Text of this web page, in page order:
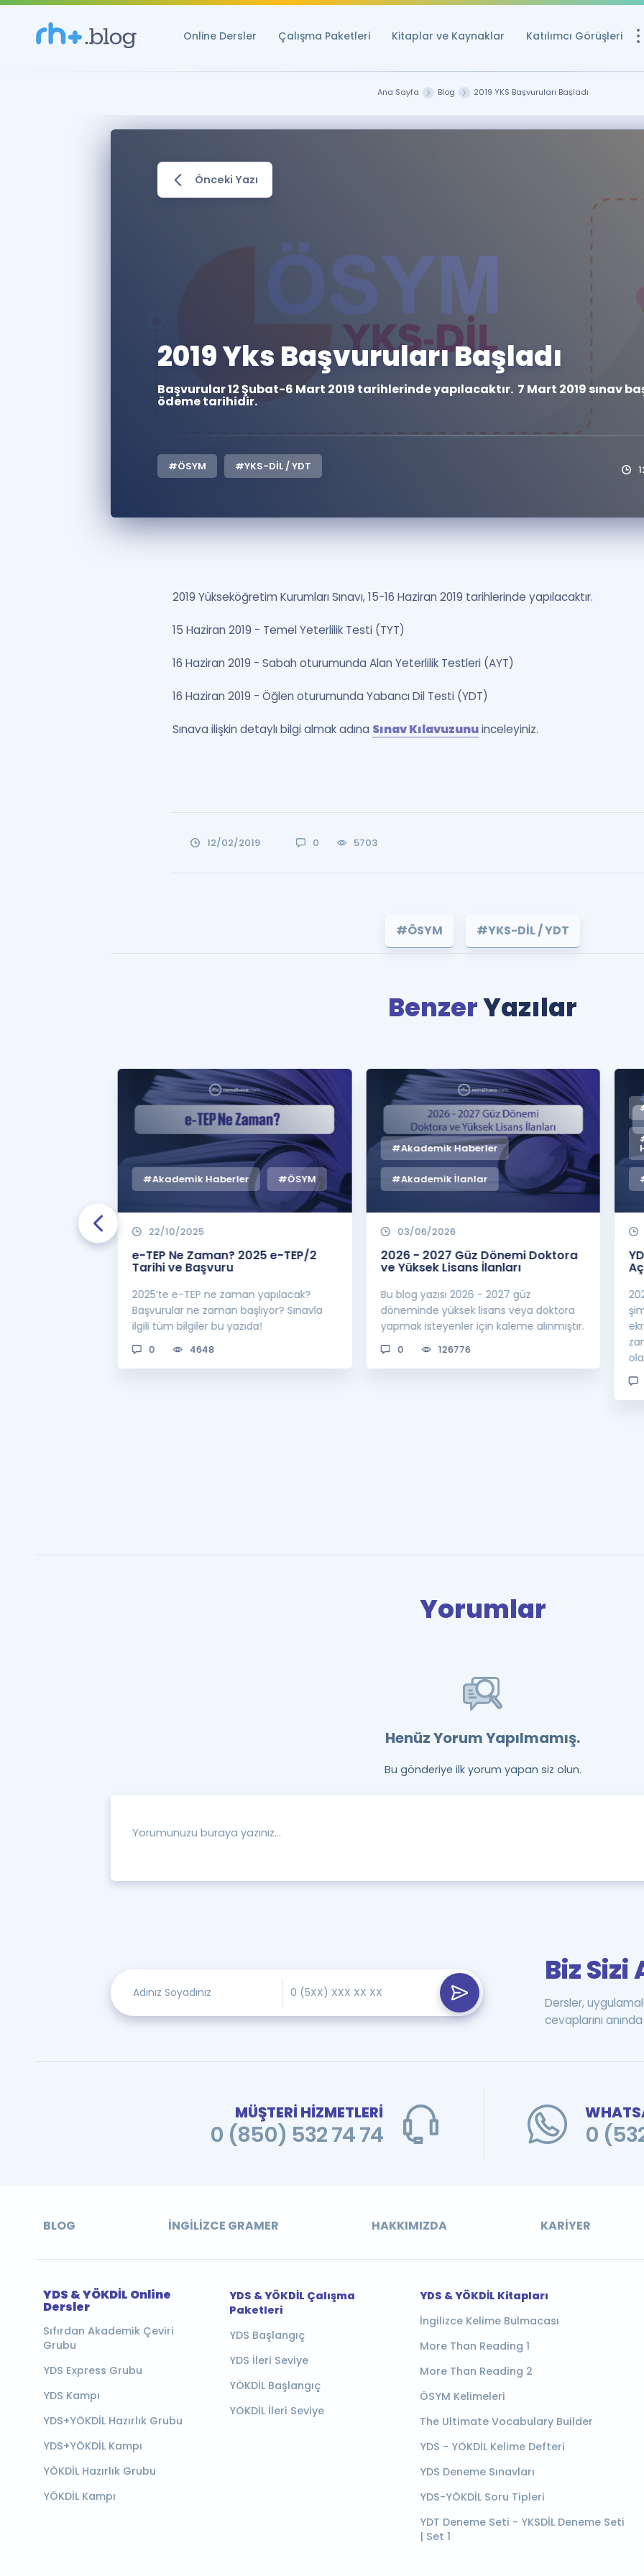
Online Dersler Çalışma Paketleri Kitaplar ve Kaynaklar Katılımcı Görüşleri
Ücretsiz
Puan
YDS ve YÖKDİL
Rehberlik Aracı
YDS ve
ÖSYM Sınav
Tüm ÖSYM
Kampanyalar
Eğitim ve
Blog
YDS - YÖKDİL
İngilizce Gramer
Ana Sayfa Blog 2019 YKS Başvuruları Başladı
Önceki Yazı
2019 Yks Başvuruları Başladı
Başvurular 12 Şubat-6 Mart 2019 tarihlerinde yapılacaktır. 7 Mart 2019 sınav
ödeme tarihidir.
#ÖSYM #YKS-DİL / YDT
2019 Yükseköğretim Kurumları Sınavı, 15-16 Haziran 2019 tarihlerinde yapılacaktır.
15 Haziran 2019 - Temel Yeterlilik Testi (TYT)
16 Haziran 2019 - Sabah oturumunda Alan Yeterlilik Testleri (AYT)
16 Haziran 2019 - Öğlen oturumunda Yabancı Dil Testi (YDT)
Sınava ilişkin detaylı bilgi almak adına Sınav Kılavuzunuinceleyiniz.
12/02/2019 0 5703
#ÖSYM #YKS-DİL / YDT
BenzerYazılar
#Akademik Haberler #ÖSYM
22/10/2025
e-TEP Ne Zaman? 2025 e-TEP/2
Tarihi ve Başvuru
2025’te e-TEP ne zaman yapılacak?
Başvurular ne zaman başlıyor? Sınavla
ilgili tüm bilgiler bu yazıda!
0 4648
#Akademik Haberler
#Akademik İlanlar
03/06/2026
2026 - 2027 Güz Dönemi Doktora
ve Yüksek Lisans İlanları
Bu blog yazısı 2026 - 2027 güz
döneminde yüksek lisans veya doktora
yapmak isteyenler için kaleme alınmıştır.
0 126776
Yorumlar
Henüz Yorum Yapılmamış.
Bu gönderiye ilk yorum yapan siz olun.
Biz Sizi
Dersler,
cevaplarını anında
MÜŞTERİ HİZMETLERİ
0 (850) 532 74 74 0
BLOG İNGILIZCE GRAMER HAKKIMIZDA KARIYER
YDS & YÖKDİL Online
Dersler
Sıfırdan Akademik Çeviri
Grubu
YDS Express Grubu
YDS Kampı
YDS+YÖKDİL Hazırlık Grubu
YDS+YÖKDİL Kampı
YÖKDİL Hazırlık Grubu
YÖKDİL Kampı
YDS & YÖKDİL Çalışma
Paketleri
YDS Başlangıç
YDS İleri Seviye
YÖKDİL Başlangıç
YÖKDİL İleri Seviye
YDS & YÖKDİL Kitapları
İngilizce Kelime Bulmacası
More Than Reading 1
More Than Reading 2
ÖSYM Kelimeleri
The Ultimate Vocabulary Builder
YDS - YÖKDİL Kelime Defteri
YDS Deneme Sınavları
YDS-YÖKDİL Soru Tipleri
YDT Deneme Seti - YKSDİL Deneme Seti
| Set 1